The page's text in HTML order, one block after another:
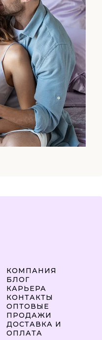
КОМПАНИЯ
БЛОГ
КАРЬЕРА
КОНТАКТЫ
ОПТОВЫЕ
ПРОДАЖИ
ДОСТАВКА И
ОПЛАТА